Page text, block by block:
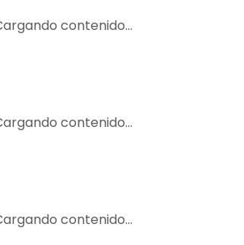
contenido…
contenido…
contenido…